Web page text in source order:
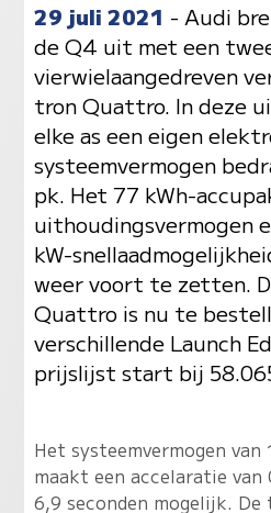
29 juli 2021 - Audi
de Q4 uit met een
vierwielaangedreven
tron Quattro. In deze
elke as een eigen
systeemvermogen
pk. Het 77 kWh-
uithoudingsvermogen
kW-
weer voort te zetten.
Quattro is nu te
verschillende Launch
prijslijst start bij
Het systeemvermogen
maakt een accelaratie
6,9 seconden mogelijk.